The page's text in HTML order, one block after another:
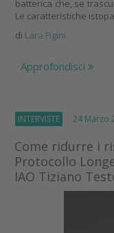
batterica che, se
Le caratteristiche
di Lara Figini
Approfondisci
INTERVISTE 24 Marzo
Come ridurre i
Protocollo
IAO Tiziano